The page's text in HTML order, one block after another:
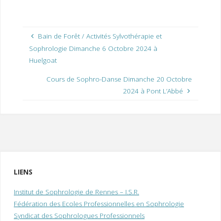
Bain de Forêt / Activités Sylvothérapie et
Sophrologie Dimanche 6 Octobre 2024 à
Huelgoat
Cours de Sophro-Danse Dimanche 20 Octobre
2024 à Pont L’Abbé
LIENS
Institut de Sophrologie de Rennes – I.S.R.
Fédération des Ecoles Professionnelles en Sophrologie
Syndicat des Sophrologues Professionnels